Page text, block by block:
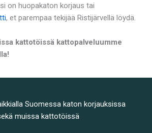
on huopakaton korjaus tai
, et parempaa tekijää Ristijärvellä löydä.
kattotöissä kattopalveluumme
Suomessa katon korjauksissa
muissa kattotöissä